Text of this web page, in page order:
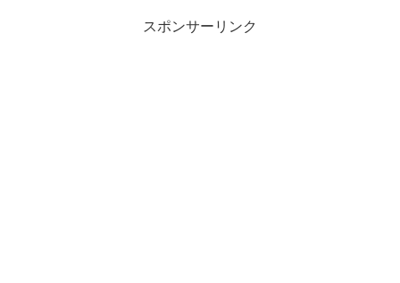
スポンサーリンク